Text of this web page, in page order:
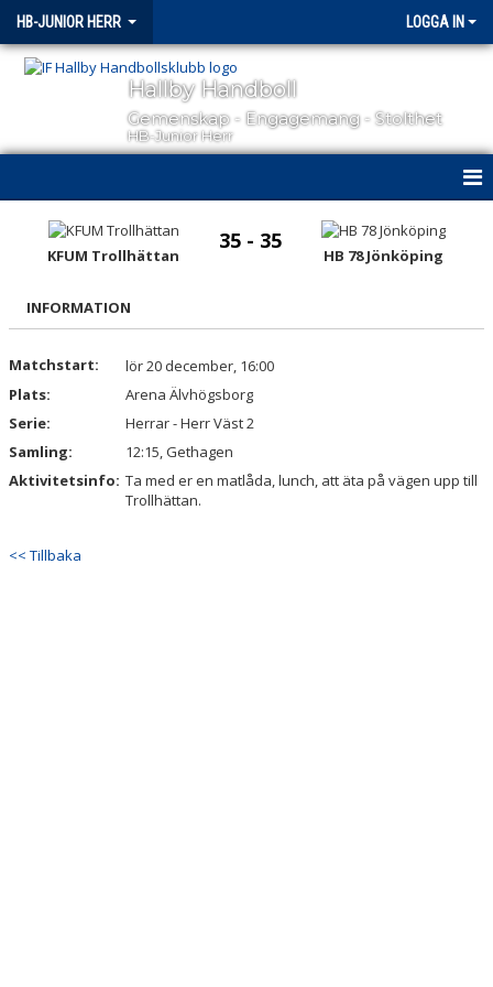
HB-JUNIOR HERR LOGGA IN
Hallby Handboll
Gemenskap - Engagemang - Stolthet
HB-Junior Herr
KALENDER
MATCHER
BILDGALLERI
KONTAKT
KFUM Trollhättan
35 - 35
HB 78 Jönköping
INFORMATION
Matchstart:
lör 20 december, 16:00
Plats:
Arena Älvhögsborg
Serie:
Herrar - Herr Väst 2
Samling:
12:15, Gethagen
Aktivitetsinfo: Ta med er en matlåda, lunch, att äta på vägen upp till
Trollhättan.
<< Tillbaka